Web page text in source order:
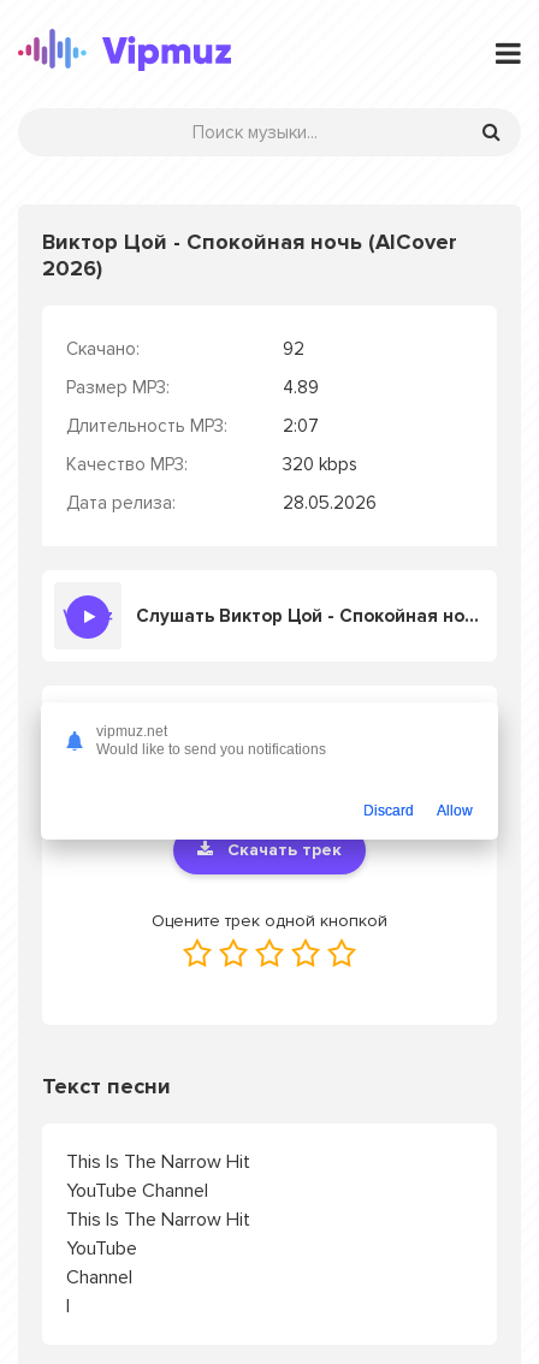
Виктор Цой - Спокойная ночь (AICover
2026)
Скачано:
92
Размер MP3:
4.89
Длительность MP3:
2:07
Качество MP3:
320 kbps
Дата релиза:
28.05.2026
Слушать Виктор Цой - Спокойная ночь (AICover 2026)
Скачать песню Виктор Цой - Спокойная
ночь (AICover 2026)в mp3 или слушать
Скачать трек
Оцените трек одной кнопкой
Текст песни
This Is The Narrow Hit
YouTube Channel
This Is The Narrow Hit
YouTube
Channel
I
vipmuz.net
Would like to send you notifications
Discard Allow